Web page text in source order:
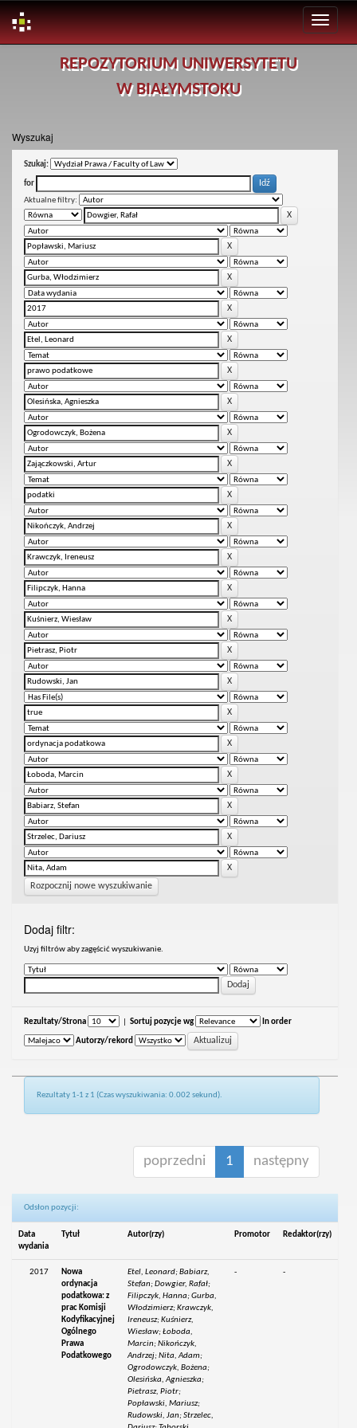
REPOZYTORIUM UNIWERSYTETU
W BIAŁYMSTOKU
Wyszukaj
Szukaj:
for
Aktualne filtry:
Rozpocznij nowe wyszukiwanie
Dodaj filtr:
Uzyj filtrów aby zagęścić wyszukiwanie.
Rezultaty/Strona Sortuj pozycje wg In order
Autorzy/rekord
Rezultaty 1-1 z 1 (Czas wyszukiwania: 0.002 sekund).
poprzedni 1 następny
Odsłon pozycji:
Data
wydania
Tytuł Autor(rzy) Promotor Redaktor(rzy)
2017
Nowa
ordynacja
podatkowa: z
prac Komisji
Kodyfikacyjnej
Ogólnego
Prawa
Podatkowego
Etel, Leonard; Babiarz,
Stefan; Dowgier, Rafał;
Filipczyk, Hanna; Gurba,
Włodzimierz; Krawczyk,
Ireneusz; Kuśnierz,
Wiesław; Łoboda,
Marcin; Nikończyk,
Andrzej; Nita, Adam;
Ogrodowczyk, Bożena;
Olesińska, Agnieszka;
Pietrasz, Piotr;
Popławski, Mariusz;
Rudowski, Jan; Strzelec,
- -